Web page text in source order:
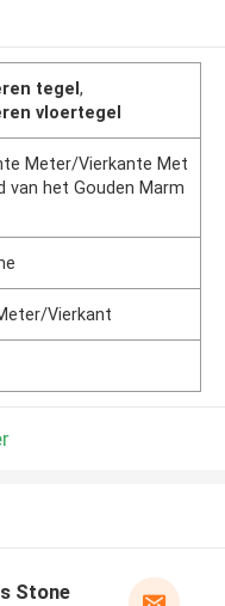
tegel,
vloertegel
Meter/Vierkante Met
van het Gouden Marm
Vierkant
Stone